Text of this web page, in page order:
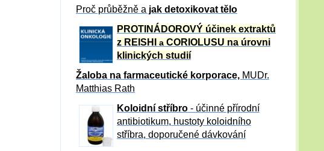
Proč průběžně a jak detoxikovat tělo
PROTINÁDOROVÝ účinek extraktů
z REISHI a CORIOLUSU na úrovni
klinických studií
Žaloba na farmaceutické korporace, MUDr.
Matthias Rath
Koloidní stříbro- účinné přírodní
antibiotikum, hustoty koloidního
stříbra, doporučené dávkování